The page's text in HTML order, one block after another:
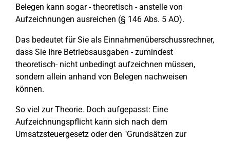
Belegen kann sogar - theoretisch - anstelle von
Aufzeichnungen ausreichen (§ 146 Abs. 5 AO).
Das bedeutet für Sie als Einnahmenüberschussrechner,
dass Sie Ihre Betriebsausgaben - zumindest
theoretisch- nicht unbedingt aufzeichnen müssen,
sondern allein anhand von Belegen nachweisen
können.
So viel zur Theorie. Doch aufgepasst: Eine
Aufzeichnungspflicht kann sich nach dem
Umsatzsteuergesetz oder den "Grundsätzen zur